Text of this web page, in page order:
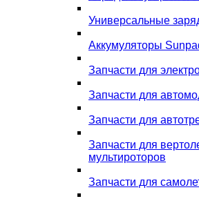
Универсальные
Аккумуляторы
Запчасти для
Запчасти для
Запчасти для
Запчасти для
мультироторов
Запчасти для